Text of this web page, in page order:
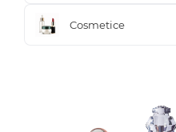
Cosmetice